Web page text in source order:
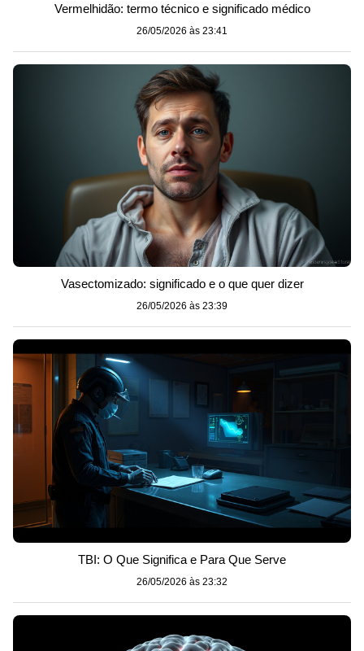
Vermelhidão: termo técnico e significado médico
26/05/2026 às 23:41
Vasectomizado: significado e o que quer dizer
26/05/2026 às 23:39
TBI: O Que Significa e Para Que Serve
26/05/2026 às 23:32